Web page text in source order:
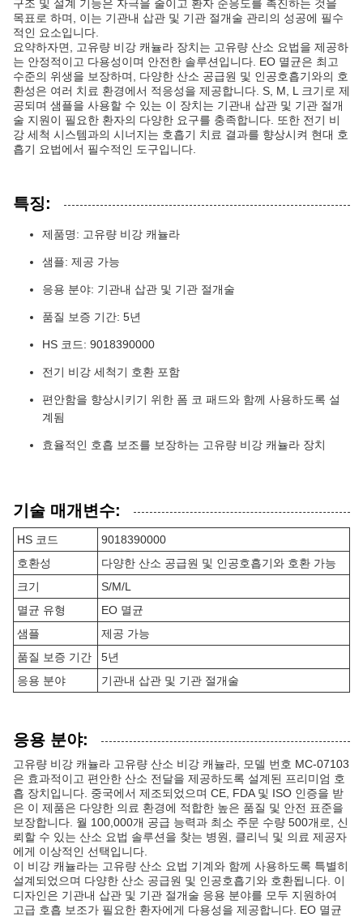
구조 및 설계 기능은 자극을 줄이고 환자 순응도를 촉진하는 것을
목표로 하며, 이는 기관내 삽관 및 기관 절개술 관리의 성공에 필수
적인 요소입니다.
요약하자면, 고유량 비강 캐뉼라 장치는 고유량 산소 요법을 제공하
는 안정적이고 다용성이며 안전한 솔루션입니다. EO 멸균은 최고
수준의 위생을 보장하며, 다양한 산소 공급원 및 인공호흡기와의 호
환성은 여러 치료 환경에서 적응성을 제공합니다. S, M, L 크기로 제
공되며 샘플을 사용할 수 있는 이 장치는 기관내 삽관 및 기관 절개
술 지원이 필요한 환자의 다양한 요구를 충족합니다. 또한 전기 비
강 세척 시스템과의 시너지는 호흡기 치료 결과를 향상시켜 현대 호
흡기 요법에서 필수적인 도구입니다.
특징:
제품명: 고유량 비강 캐뉼라
샘플: 제공 가능
응용 분야: 기관내 삽관 및 기관 절개술
품질 보증 기간: 5년
HS 코드: 9018390000
전기 비강 세척기 호환 포함
편안함을 향상시키기 위한 폼 코 패드와 함께 사용하도록 설
계됨
효율적인 호흡 보조를 보장하는 고유량 비강 캐뉼라 장치
기술 매개변수:
HS 코드
9018390000
호환성
다양한 산소 공급원 및 인공호흡기와 호환 가능
크기
S/M/L
멸균 유형
EO 멸균
샘플
제공 가능
품질 보증 기간
5년
응용 분야
기관내 삽관 및 기관 절개술
응용 분야:
고유량 비강 캐뉼라 고유량 산소 비강 캐뉼라, 모델 번호 MC-07103
은 효과적이고 편안한 산소 전달을 제공하도록 설계된 프리미엄 호
흡 장치입니다. 중국에서 제조되었으며 CE, FDA 및 ISO 인증을 받
은 이 제품은 다양한 의료 환경에 적합한 높은 품질 및 안전 표준을
보장합니다. 월 100,000개 공급 능력과 최소 주문 수량 500개로, 신
뢰할 수 있는 산소 요법 솔루션을 찾는 병원, 클리닉 및 의료 제공자
에게 이상적인 선택입니다.
이 비강 캐뉼라는 고유량 산소 요법 기계와 함께 사용하도록 특별히
설계되었으며 다양한 산소 공급원 및 인공호흡기와 호환됩니다. 이
디자인은 기관내 삽관 및 기관 절개술 응용 분야를 모두 지원하여
고급 호흡 보조가 필요한 환자에게 다용성을 제공합니다. EO 멸균